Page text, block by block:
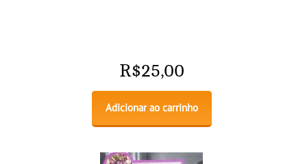
R$25,00
Adicionar ao carrinho